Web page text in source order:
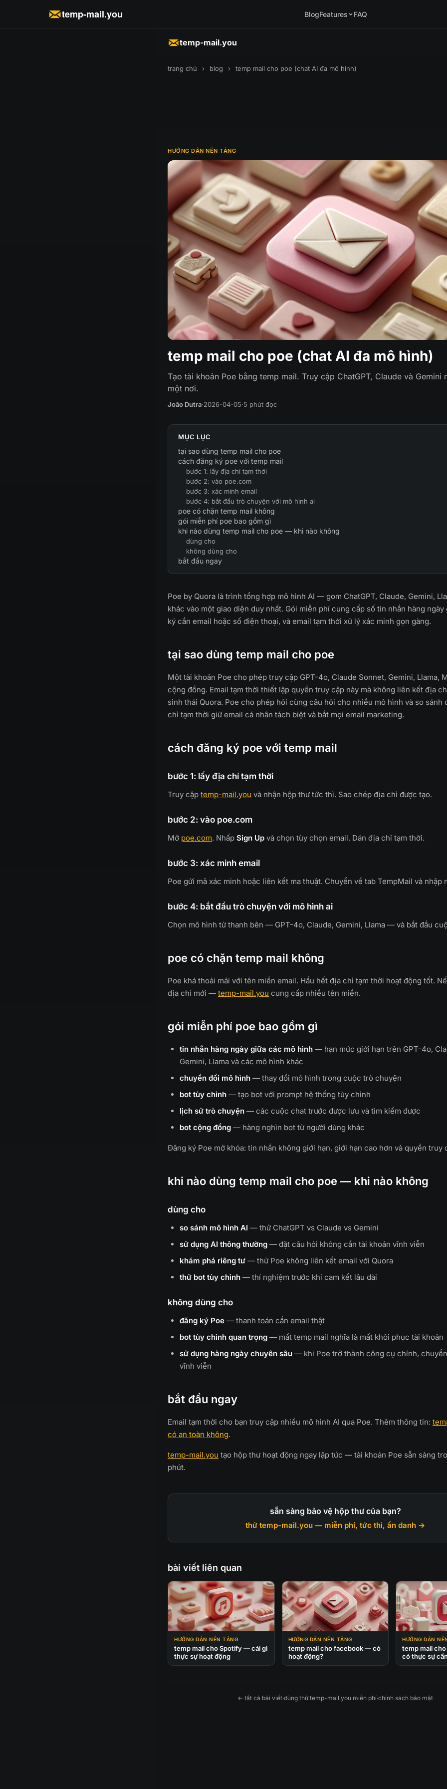
temp-mail.you BlogFeatures FAQ
temp-mail.you
trang chủ › blog › temp mail cho poe (chat AI đa mô hình)
HƯỚNG DẪN NỀN TẢNG
temp mail cho poe (chat AI đa mô hình)
Tạo tài khoản Poe bằng temp mail. Truy cập ChatGPT, Claude và Gemini
một nơi.
João Dutra·2026-04-05·5 phút đọc
MỤC LỤC
tại sao dùng temp mail cho poe
cách đăng ký poe với temp mail
bước 1: lấy địa chỉ tạm thời
bước 2: vào poe.com
bước 3: xác minh email
bước 4: bắt đầu trò chuyện với mô hình ai
poe có chặn temp mail không
gói miễn phí poe bao gồm gì
khi nào dùng temp mail cho poe — khi nào không
dùng cho
không dùng cho
bắt đầu ngay
Poe by Quora là trình tổng hợp mô hình AI — gom ChatGPT, Claude, Gemini,
khác vào một giao diện duy nhất. Gói miễn phí cung cấp số tin nhắn hàng ngày
ký cần email hoặc số điện thoại, và email tạm thời xử lý xác minh gọn gàng.
tại sao dùng temp mail cho poe
Một tài khoản Poe cho phép truy cập GPT-4o, Claude Sonnet, Gemini, Llama,
cộng đồng. Email tạm thời thiết lập quyền truy cập này mà không liên kết địa
sinh thái Quora. Poe cho phép hỏi cùng câu hỏi cho nhiều mô hình và so sánh
chỉ tạm thời giữ email cá nhân tách biệt và bắt mọi email marketing.
cách đăng ký poe với temp mail
bước 1: lấy địa chỉ tạm thời
Truy cập temp-mail.you và nhận hộp thư tức thì. Sao chép địa chỉ được tạo.
bước 2: vào poe.com
Mở poe.com. Nhấp Sign Up và chọn tùy chọn email. Dán địa chỉ tạm thời.
bước 3: xác minh email
Poe gửi mã xác minh hoặc liên kết ma thuật. Chuyển về tab TempMail và nhập
bước 4: bắt đầu trò chuyện với mô hình ai
Chọn mô hình từ thanh bên — GPT-4o, Claude, Gemini, Llama — và bắt đầu
poe có chặn temp mail không
Poe khá thoải mái với tên miền email. Hầu hết địa chỉ tạm thời hoạt động tốt.
địa chỉ mới — temp-mail.you cung cấp nhiều tên miền.
gói miễn phí poe bao gồm gì
tin nhắn hàng ngày giữa các mô hình — hạn mức giới hạn trên GPT-4o,
Gemini, Llama và các mô hình khác
chuyển đổi mô hình — thay đổi mô hình trong cuộc trò chuyện
bot tùy chỉnh — tạo bot với prompt hệ thống tùy chỉnh
lịch sử trò chuyện — các cuộc chat trước được lưu và tìm kiếm được
bot cộng đồng — hàng nghìn bot từ người dùng khác
Đăng ký Poe mở khóa: tin nhắn không giới hạn, giới hạn cao hơn và quyền truy
khi nào dùng temp mail cho poe — khi nào không
dùng cho
so sánh mô hình AI — thử ChatGPT vs Claude vs Gemini
sử dụng AI thông thường — đặt câu hỏi không cần tài khoản vĩnh viễn
khám phá riêng tư — thử Poe không liên kết email với Quora
thử bot tùy chỉnh — thí nghiệm trước khi cam kết lâu dài
không dùng cho
đăng ký Poe — thanh toán cần email thật
bot tùy chỉnh quan trọng — mất temp mail nghĩa là mất khôi phục tài khoản
sử dụng hàng ngày chuyên sâu — khi Poe trở thành công cụ chính,
vĩnh viễn
bắt đầu ngay
Email tạm thời cho bạn truy cập nhiều mô hình AI qua Poe. Thêm thông tin:
có an toàn không.
temp-mail.you tạo hộp thư hoạt động ngay lập tức — tài khoản Poe sẵn sàng
phút.
sẵn sàng bảo vệ hộp thư của bạn?
thử temp-mail.you — miễn phí, tức thì, ẩn danh →
bài viết liên quan
HƯỚNG DẪN NỀN TẢNG
temp mail cho Spotify — cái gì
thực sự hoạt động
HƯỚNG DẪN NỀN TẢNG
temp mail cho facebook — có
hoạt động?
HƯỚNG DẪN
temp mail
có thực sự
← tất cả bài viết·dùng thử temp-mail.you miễn phí·chính sách bảo mật